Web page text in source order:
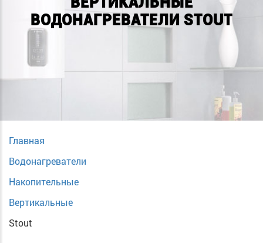
ВОДОНАГРЕВАТЕЛИ STOUT
Главная
Водонагреватели
Накопительные
Вертикальные
Stout